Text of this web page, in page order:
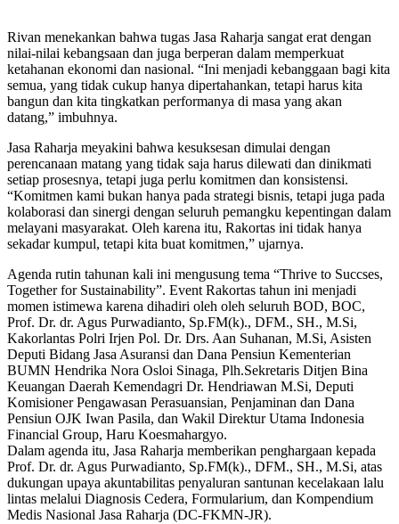
Rivan menekankan bahwa tugas Jasa Raharja sangat erat dengan
nilai-nilai kebangsaan dan juga berperan dalam memperkuat
ketahanan ekonomi dan nasional. “Ini menjadi kebanggaan bagi kita
semua, yang tidak cukup hanya dipertahankan, tetapi harus kita
bangun dan kita tingkatkan performanya di masa yang akan
datang,” imbuhnya.
Jasa Raharja meyakini bahwa kesuksesan dimulai dengan
perencanaan matang yang tidak saja harus dilewati dan dinikmati
setiap prosesnya, tetapi juga perlu komitmen dan konsistensi.
“Komitmen kami bukan hanya pada strategi bisnis, tetapi juga pada
kolaborasi dan sinergi dengan seluruh pemangku kepentingan dalam
melayani masyarakat. Oleh karena itu, Rakortas ini tidak hanya
sekadar kumpul, tetapi kita buat komitmen,” ujarnya.
Agenda rutin tahunan kali ini mengusung tema “Thrive to Succses,
Together for Sustainability”. Event Rakortas tahun ini menjadi
momen istimewa karena dihadiri oleh oleh seluruh BOD, BOC,
Prof. Dr. dr. Agus Purwadianto, Sp.FM(k)., DFM., SH., M.Si,
Kakorlantas Polri Irjen Pol. Dr. Drs. Aan Suhanan, M.Si, Asisten
Deputi Bidang Jasa Asuransi dan Dana Pensiun Kementerian
BUMN Hendrika Nora Osloi Sinaga, Plh.Sekretaris Ditjen Bina
Keuangan Daerah Kemendagri Dr. Hendriawan M.Si, Deputi
Komisioner Pengawasan Perasuansian, Penjaminan dan Dana
Pensiun OJK Iwan Pasila, dan Wakil Direktur Utama Indonesia
Financial Group, Haru Koesmahargyo.
Dalam agenda itu, Jasa Raharja memberikan penghargaan kepada
Prof. Dr. dr. Agus Purwadianto, Sp.FM(k)., DFM., SH., M.Si, atas
dukungan upaya akuntabilitas penyaluran santunan kecelakaan lalu
lintas melalui Diagnosis Cedera, Formularium, dan Kompendium
Medis Nasional Jasa Raharja (DC-FKMN-JR).